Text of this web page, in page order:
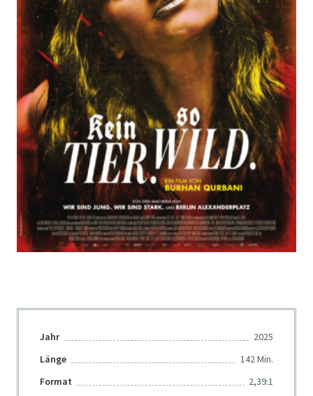
Jahr
2025
Länge
142 Min.
Format
2,39:1